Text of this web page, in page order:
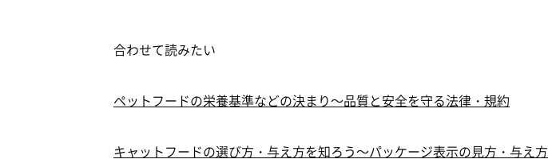
合わせて読みたい
ペットフードの栄養基準などの決まり～品質と安全を守る法律・規約
キャットフードの選び方・与え方を知ろう～パッケージ表示の見方・与え方